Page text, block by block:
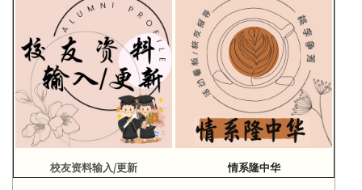
校友资料输入/更新 情系隆中华